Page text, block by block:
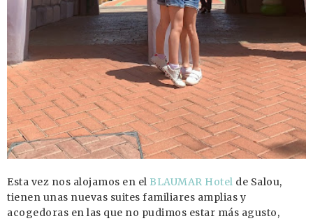
Esta vez nos alojamos en el BLAUMAR Hotel de Salou,
tienen unas nuevas suites familiares amplias y
acogedoras en las que no pudimos estar más agusto,